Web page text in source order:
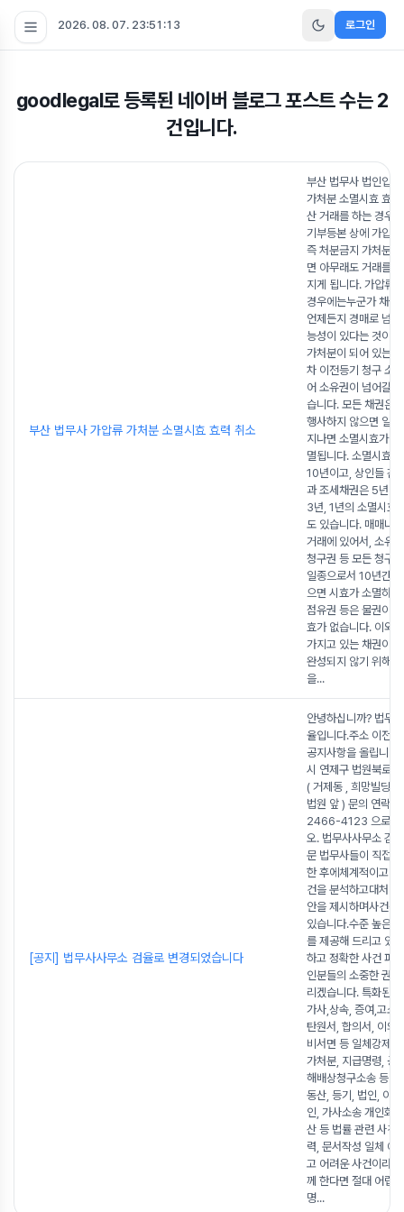
2026. 08. 07. 23:51:13 로그인
goodlegal로 등록된 네이버 블로그 포스트 수는2
건입니다.
부산 법무사 가압류 가처분 소멸시효 효력 취소
부산 법무사 법인입
가처분 소멸시효 효
산 거래를 하는 경우
기부등본 상에 가압
즉 처분금지 가처분
면 아무래도 거래를
지게 됩니다. 가압류
경우에는누군가 채권
언제든지 경매로 넘
능성이 있다는 것이
가처분이 되어 있는
차 이전등기 청구 소
어 소유권이 넘어갈
습니다. 모든 채권은
행사하지 않으면 일
지나면 소멸시효가
멸됩니다. 소멸시효
10년이고, 상인들 간
과 조세채권은 5년이
3년, 1년의 소멸시효
도 있습니다. 매매나
거래에 있어서, 소유
청구권 등 모든 청구
일종으로서 10년간
으면 시효가 소멸하고
점유권 등은 물권이
효가 없습니다. 이와
가지고 있는 채권이
완성되지 않기 위해서
을...
[공지] 법무사사무소 검율로 변경되었습니다
안녕하십니까? 법무
율입니다.주소 이전
공지사항을 올립니다
시 연제구 법원북로
( 거제동 , 희망빌딩 )(
법원 앞 ) 문의 연락
2466-4123 으로연
오. 법무사사무소 검
문 법무사들이 직접
한 후에체계적이고
건을 분석하고대처방
안을 제시하며사건을
있습니다.수준 높은
를 제공해 드리고 있
하고 정확한 사건 파
인분들의 소중한 권
리겠습니다. 특화된
가사,상속, 증여,고소
탄원서, 합의서, 이의
비서면 등 일체강제
가처분, 지급명령, 공
해배상청구소송 등
동산, 등기, 법인, 이
인, 가사소송 개인회
산 등 법률 관련 사건
력, 문서작성 일체 어
고 어려운 사건이라
께 한다면 절대 어렵
명...